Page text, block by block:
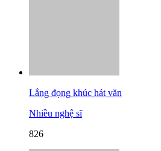
Lắng đọng khúc hát văn
Nhiều nghệ sĩ
826